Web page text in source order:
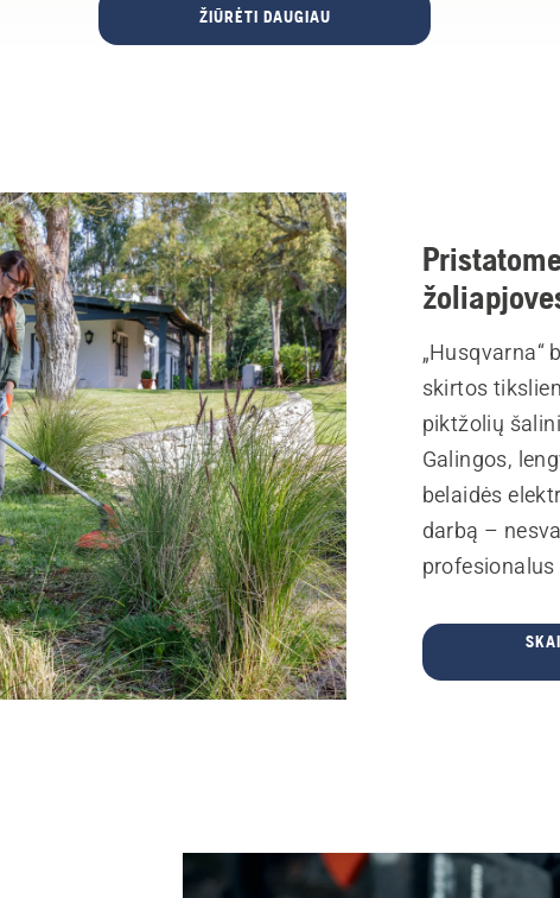
ŽIŪRĖTI DAUGIAU
„Husqvarna“
skirtos
piktžolių
Galingos,
belaidės
darbą –